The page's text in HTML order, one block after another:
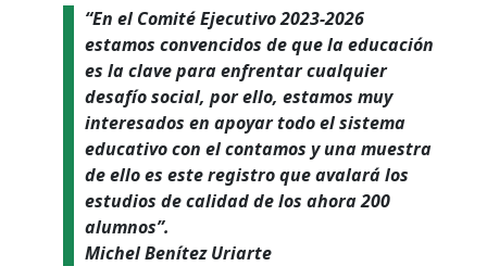
“En el Comité Ejecutivo 2023-2026
estamos convencidos de que la educación
es la clave para enfrentar cualquier
desafío social, por ello, estamos muy
interesados en apoyar todo el sistema
educativo con el contamos y una muestra
de ello es este registro que avalará los
estudios de calidad de los ahora 200
alumnos”.
Michel Benítez Uriarte